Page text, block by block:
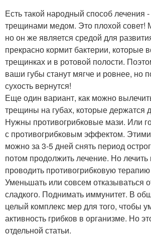
Есть такой народный способ лечения
трещинами медом. Это плохой совет!
но он же является средой для
прекрасно кормит бактерии, которые
трещинках и в ротовой полости.
ваши губы станут мягче и ровнее, но
сухость вернутся!
Еще один вариант, как можно
трещины на губах, которые держатся
Нужны противогрибковые мази. Или
с противогрибковым эффектом.
можно за 3-5 дней снять период
потом продолжить лечение. Но
проводить противогрибковую
Уменьшать или совсем отказываться
сладкого. Поднимать иммунитет. В
целый комплекс мер для того, чтобы
активность грибков в организме. Но
отдельной статьи.